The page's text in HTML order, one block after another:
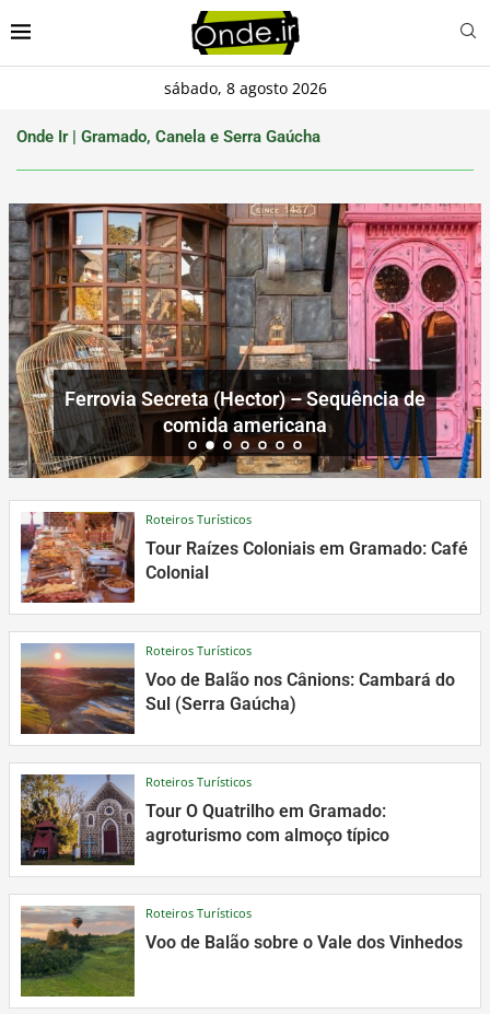
sábado, 8 agosto 2026
Onde Ir | Gramado, Canela e Serra Gaúcha
Roteiros Turísticos
Tour Raízes Coloniais em Gramado: Café
Colonial
Roteiros Turísticos
Voo de Balão nos Cânions: Cambará do
Sul (Serra Gaúcha)
Roteiros Turísticos
Tour O Quatrilho em Gramado:
agroturismo com almoço típico
Roteiros Turísticos
Voo de Balão sobre o Vale dos Vinhedos